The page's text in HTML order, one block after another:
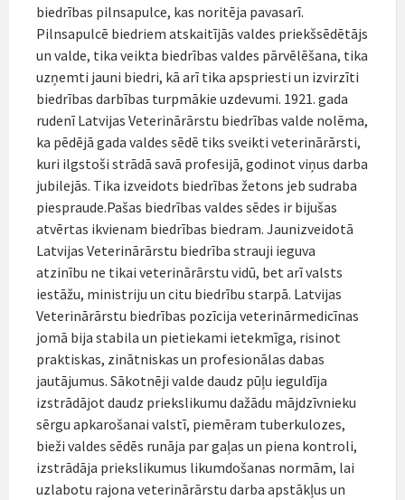
biedrības pilnsapulce, kas noritēja pavasarī.
Pilnsapulcē biedriem atskaitījās valdes priekšsēdētājs
un valde, tika veikta biedrības valdes pārvēlēšana, tika
uzņemti jauni biedri, kā arī tika apspriesti un izvirzīti
biedrības darbības turpmākie uzdevumi. 1921. gada
rudenī Latvijas Veterinārārstu biedrības valde nolēma,
ka pēdējā gada valdes sēdē tiks sveikti veterinārārsti,
kuri ilgstoši strādā savā profesijā, godinot viņus darba
jubilejās. Tika izveidots biedrības žetons jeb sudraba
piespraude.Pašas biedrības valdes sēdes ir bijušas
atvērtas ikvienam biedrības biedram. Jaunizveidotā
Latvijas Veterinārārstu biedrība strauji ieguva
atzinību ne tikai veterinārārstu vidū, bet arī valsts
iestāžu, ministriju un citu biedrību starpā. Latvijas
Veterinārārstu biedrības pozīcija veterinārmedicīnas
jomā bija stabila un pietiekami ietekmīga, risinot
praktiskas, zinātniskas un profesionālas dabas
jautājumus. Sākotnēji valde daudz pūļu ieguldīja
izstrādājot daudz priekslikumu dažādu mājdzīvnieku
sērgu apkarošanai valstī, piemēram tuberkulozes,
bieži valdes sēdēs runāja par gaļas un piena kontroli,
izstrādāja priekslikumus likumdošanas normām, lai
uzlabotu rajona veterinārārstu darba apstākļus un